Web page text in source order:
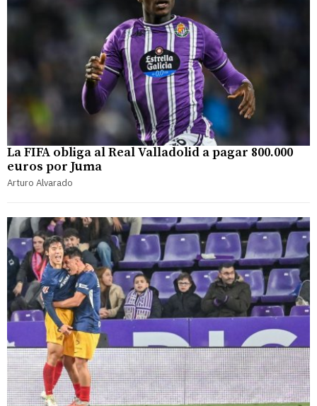
La FIFA obliga al Real Valladolid a pagar 800.000
euros por Juma
Arturo Alvarado